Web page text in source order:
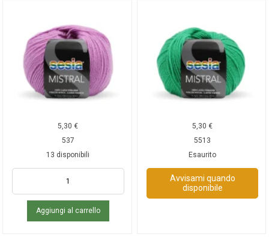
5,30€
537
13 disponibili
Aggiungi al carrello
5,30€
5513
Esaurito
Avvisami quando
disponibile